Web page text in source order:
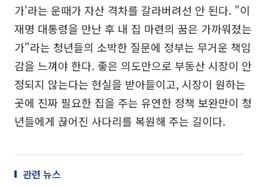
가'라는 운때가 자산 격차를 갈라버려선 안 된다. "이
재명 대통령을 만난 후 내 집 마련의 꿈은 가까워졌는
가"라는 청년들의 소박한 질문에 정부는 무거운 책임
감을 느껴야 한다. 좋은 의도만으로 부동산 시장이 안
정되지 않는다는 현실을 받아들이고, 시장이 원하는
곳에 진짜 필요한 집을 주는 유연한 정책 보완만이 청
년들에게 끊어진 사다리를 복원해 주는 길이다.
관련 뉴스